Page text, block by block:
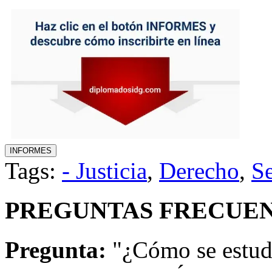
Tags: - Justicia, Derecho,
PREGUNTAS
Pregunta: "¿Cómo se